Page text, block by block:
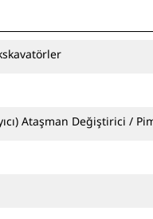
Ataşman Değiştirici /